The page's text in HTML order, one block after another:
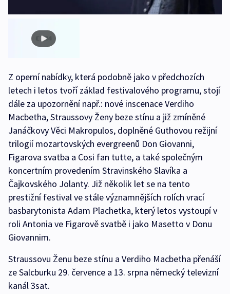
Z operní nabídky, která podobně jako v předchozích
letech i letos tvoří základ festivalového programu, stojí
dále za upozornění např.: nové inscenace Verdiho
Macbetha, Straussovy Ženy beze stínu a již zmíněné
Janáčkovy Věci Makropulos, doplněné Guthovou režijní
trilogií mozartovských evergreenů Don Giovanni,
Figarova svatba a Cosi fan tutte, a také společným
koncertním provedením Stravinského Slavíka a
Čajkovského Jolanty. Již několik let se na tento
prestižní festival ve stále významnějších rolích vrací
basbarytonista Adam Plachetka, který letos vystoupí v
roli Antonia ve Figarově svatbě i jako Masetto v Donu
Giovannim.
Straussovu Ženu beze stínu a Verdiho Macbetha přenáší
ze Salcburku 29. července a 13. srpna německý televizní
kanál 3sat.